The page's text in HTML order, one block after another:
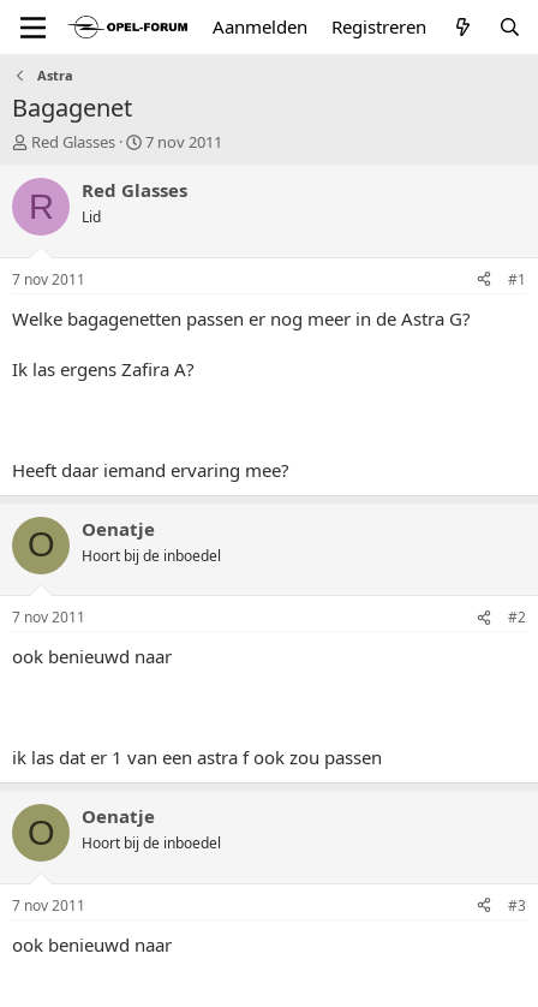
Aanmelden Registreren
Astra
Bagagenet
T
p
a
r
r
Red Glasses
S
a
u
7 nov 2011
R Red Glasses
Lid
7 nov 2011 #1
Welke bagagenetten passen er nog meer in de Astra G?
Ik las ergens Zafira A?
Heeft daar iemand ervaring mee?
O Oenatje
Hoort bij de inboedel
7 nov 2011 #2
ook benieuwd naar
ik las dat er 1 van een astra f ook zou passen
O Oenatje
Hoort bij de inboedel
7 nov 2011 #3
ook benieuwd naar